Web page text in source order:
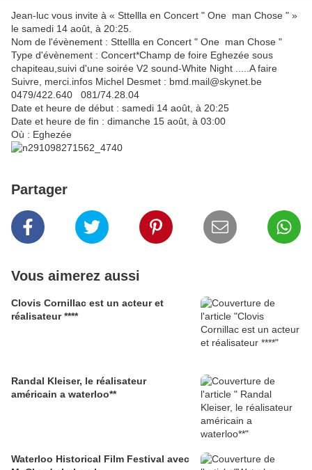
Jean-luc vous invite à « Sttellla en Concert " One man Chose " »
le samedi 14 août, à 20:25.
Nom de l'évènement : Sttellla en Concert " One man Chose "
Type d'évènement : Concert*Champ de foire Eghezée sous
chapiteau,suivi d'une soirée V2 sound-White Night .....A faire
Suivre, merci.infos Michel Desmet : bmd.mail@skynet.be
0479/422.640 081/74.28.04
Date et heure de début : samedi 14 août, à 20:25
Date et heure de fin : dimanche 15 août, à 03:00
Où : Eghezée
Partager
Vous aimerez aussi
Clovis Cornillac est un acteur et
réalisateur ****
Randal Kleiser, le réalisateur
américain a waterloo**
Waterloo Historical Film Festival avec